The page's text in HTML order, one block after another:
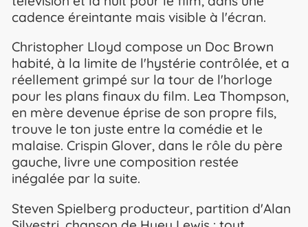
cadence éreintante mais visible à l'écran.
Christopher Lloyd compose un Doc Brown
habité, à la limite de l'hystérie contrôlée, et a
réellement grimpé sur la tour de l'horloge
pour les plans finaux du film. Lea Thompson,
en mère devenue éprise de son propre fils,
trouve le ton juste entre la comédie et le
malaise. Crispin Glover, dans le rôle du père
gauche, livre une composition restée
inégalée par la suite.
Steven Spielberg producteur, partition d'Alan